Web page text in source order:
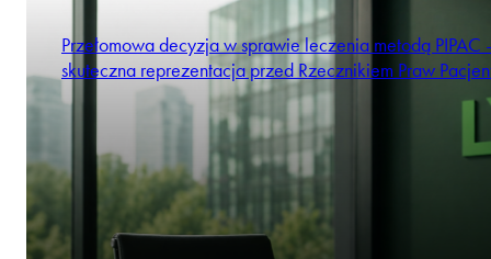
Przełomowa decyzja w sprawie leczenia metodą PIPAC
skuteczna reprezentacja przed Rzecznikiem Praw